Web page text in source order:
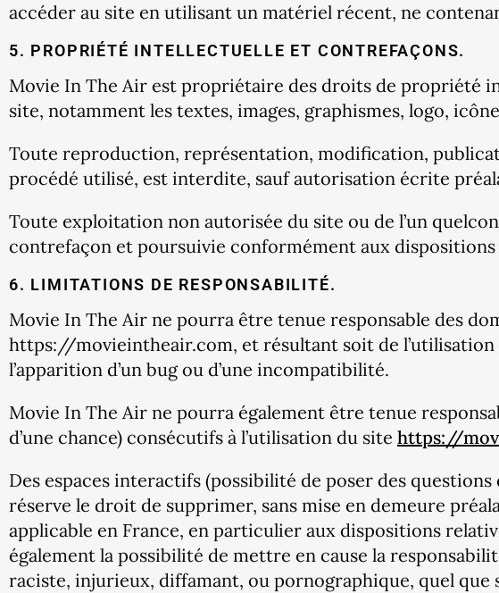
accéder au site en utilisant un matériel récent, ne
5. PROPRIÉTÉ INTELLECTUELLE ET CONTREFAÇONS.
Movie In The Air est propriétaire des droits de propriété
site, notamment les textes, images, graphismes, logo,
Toute reproduction, représentation, modification,
procédé utilisé, est interdite, sauf autorisation écrite
Toute exploitation non autorisée du site ou de l’un
contrefaçon et poursuivie conformément aux
6. LIMITATIONS DE RESPONSABILITÉ.
Movie In The Air ne pourra être tenue responsable des
https://movieintheair.com, et résultant soit de l’utilisation
l’apparition d’un bug ou d’une incompatibilité.
Movie In The Air ne pourra également être tenue
d’une chance) consécutifs à l’utilisation du site https://
Des espaces interactifs (possibilité de poser des
réserve le droit de supprimer, sans mise en demeure
applicable en France, en particulier aux dispositions
également la possibilité de mettre en cause la
raciste, injurieux, diffamant, ou pornographique, quel